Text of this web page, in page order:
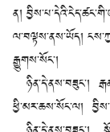
ན།
ལ་བལྟས་ནས་ཡོད།
རྒྱུགས་སོང་།
ཉིན་དེ་ནས་བཟུང་།
ཕྱི་མར་ཆས་སོང་ལ།